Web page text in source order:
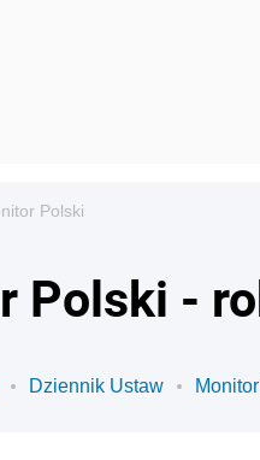
Polski
Polski -
Dziennik Ustaw